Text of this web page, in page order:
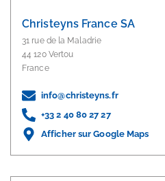
Christeyns France SA
31 rue de la Maladrie
44 120 Vertou
France
info@christeyns.fr
+33 2 40 80 27 27
Afficher sur Google Maps